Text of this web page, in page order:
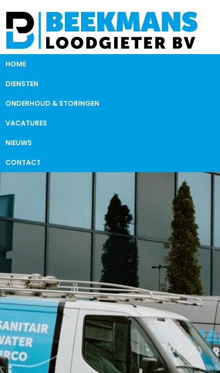
HOME
DIENSTEN
ONDERHOUD & STORINGEN
VACATURES
NIEUWS
CONTACT